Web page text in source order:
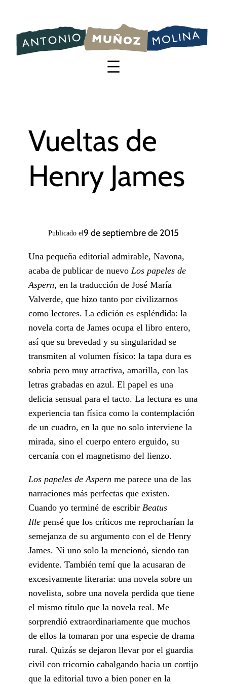
contenido
Vueltas de
Henry James
Publicado el9 de septiembre de 2015
Una pequeña editorial admirable, Navona,
acaba de publicar de nuevo Los papeles de
Aspern, en la traducción de José María
Valverde, que hizo tanto por civilizarnos
como lectores. La edición es espléndida: la
novela corta de James ocupa el libro entero,
así que su brevedad y su singularidad se
transmiten al volumen físico: la tapa dura es
sobria pero muy atractiva, amarilla, con las
letras grabadas en azul. El papel es una
delicia sensual para el tacto. La lectura es una
experiencia tan física como la contemplación
de un cuadro, en la que no solo interviene la
mirada, sino el cuerpo entero erguido, su
cercanía con el magnetismo del lienzo.
Los papeles de Aspern me parece una de las
narraciones más perfectas que existen.
Cuando yo terminé de escribir Beatus
Ille pensé que los críticos me reprocharían la
semejanza de su argumento con el de Henry
James. Ni uno solo la mencionó, siendo tan
evidente. También temí que la acusaran de
excesivamente literaria: una novela sobre un
novelista, sobre una novela perdida que tiene
el mismo título que la novela real. Me
sorprendió extraordinariamente que muchos
de ellos la tomaran por una especie de drama
rural. Quizás se dejaron llevar por el guardia
civil con tricornio cabalgando hacia un cortijo
que la editorial tuvo a bien poner en la